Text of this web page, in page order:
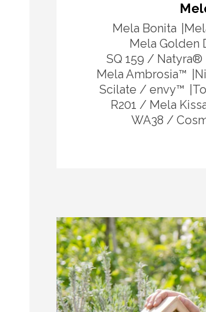
Mela Bonita
Mela Golden
SQ 159 / Natyra®
​Mela Ambrosia™
Scilate / envy™
R201 / Mela
WA38 /